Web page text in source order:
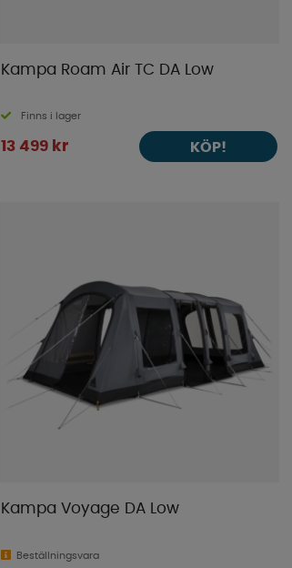
Kampa Roam Air TC DA Low
Finns i lager
13 499 kr KÖP!
Kampa Voyage DA Low
Beställningsvara